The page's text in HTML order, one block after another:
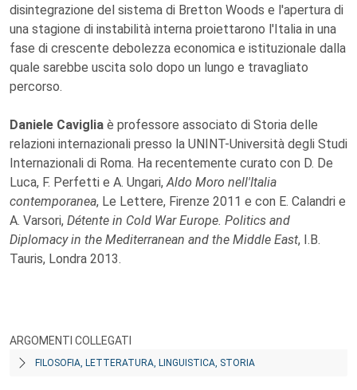
disintegrazione del sistema di Bretton Woods e l'apertura di
una stagione di instabilità interna proiettarono l'Italia in una
fase di crescente debolezza economica e istituzionale dalla
quale sarebbe uscita solo dopo un lungo e travagliato
percorso.
Daniele Caviglia è professore associato di Storia delle
relazioni internazionali presso la UNINT-Università degli Studi
Internazionali di Roma. Ha recentemente curato con D. De
Luca, F. Perfetti e A. Ungari,Aldo Moro nell'Italia
contemporanea, Le Lettere, Firenze 2011 e con E. Calandri e
A. Varsori, Détente in Cold War Europe. Politics and
Diplomacy in the Mediterranean and the Middle East, I.B.
Tauris, Londra 2013.
ARGOMENTI COLLEGATI
FILOSOFIA, LETTERATURA, LINGUISTICA, STORIA